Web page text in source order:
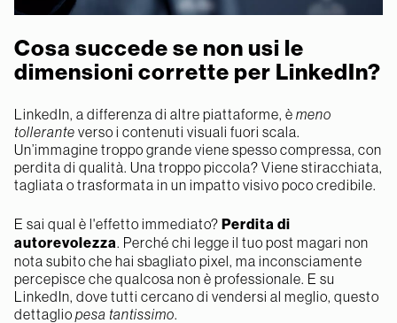
Cosa succede se non usi le
dimensioni corrette per LinkedIn?
LinkedIn, a differenza di altre piattaforme, è meno
tollerante verso i contenuti visuali fuori scala.
Un’immagine troppo grande viene spesso compressa, con
perdita di qualità. Una troppo piccola? Viene stiracchiata,
tagliata o trasformata in un impatto visivo poco credibile.
E sai qual è l'effetto immediato? Perdita di
autorevolezza. Perché chi legge il tuo post magari non
nota subito che hai sbagliato pixel, ma inconsciamente
percepisce che qualcosa non è professionale. E su
LinkedIn, dove tutti cercano di vendersi al meglio, questo
dettaglio pesa tantissimo.